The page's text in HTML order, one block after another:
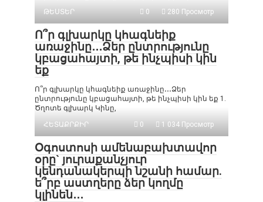
ԹԵՍՏԵՐ
0 280 Просмотр
Ո՞ր գլխարկը կհագնեիք
առաջինը․․․Ձեր ընտրությունը
կբացահայտի, թե ինչպիսի կին
եք
Ո՞ր գլխարկը կհագնեիք առաջինը․․․Ձեր
ընտրությունը կբացահայտի, թե ինչպիսի կին եք 1.
Ծղոտե գլխարկ Կինը,
ՀԵՏԱՔՐՔԻՐ
0 1 034 Просмотр
Օգոստոսի ամենաբախտավոր
օրը` յուրաքանչյուր
կենդանակերպի նշանի համար.
ե՞րբ աստղերը ձեր կողմը
կլինեն․․․